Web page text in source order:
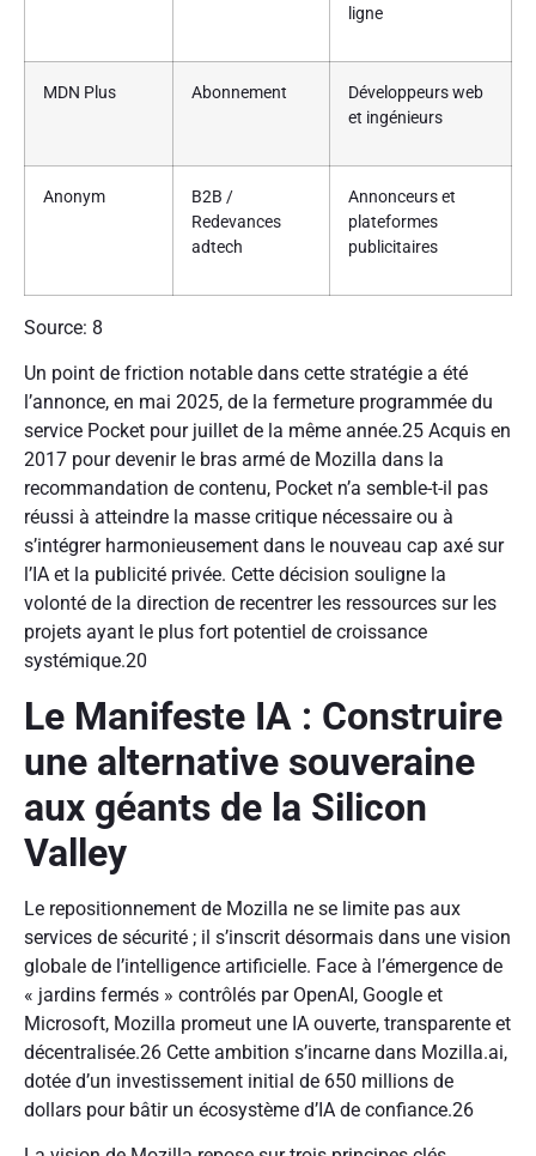
ligne
MDN Plus Abonnement
Développeurs web
et ingénieurs
Anonym
B2B /
Redevances
adtech
Annonceurs et
plateformes
publicitaires
Source: 8
Un point de friction notable dans cette stratégie a été
l’annonce, en mai 2025, de la fermeture programmée du
service Pocket pour juillet de la même année.25 Acquis en
2017 pour devenir le bras armé de Mozilla dans la
recommandation de contenu, Pocket n’a semble-t-il pas
réussi à atteindre la masse critique nécessaire ou à
s’intégrer harmonieusement dans le nouveau cap axé sur
l’IA et la publicité privée. Cette décision souligne la
volonté de la direction de recentrer les ressources sur les
projets ayant le plus fort potentiel de croissance
systémique.20
Le Manifeste IA : Construire
une alternative souveraine
aux géants de la Silicon
Valley
Le repositionnement de Mozilla ne se limite pas aux
services de sécurité ; il s’inscrit désormais dans une vision
globale de l’intelligence artificielle. Face à l’émergence de
« jardins fermés » contrôlés par OpenAI, Google et
Microsoft, Mozilla promeut une IA ouverte, transparente et
décentralisée.26 Cette ambition s’incarne dans Mozilla.ai,
dotée d’un investissement initial de 650 millions de
dollars pour bâtir un écosystème d’IA de confiance.26